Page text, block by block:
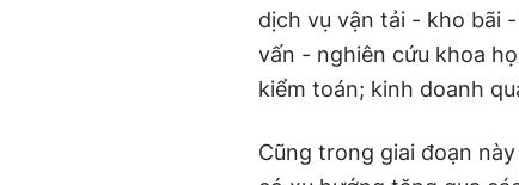
dịch vụ vận tải - kho bãi
vấn - nghiên cứu khoa
kiểm toán; kinh doanh
Cũng trong giai đoạn